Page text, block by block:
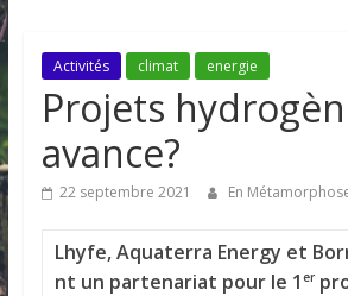
Activités climat energie
Projets
avance?
22 septembre 2021 En
Lhyfe, Aquaterra Energy et
nt un partenariat pour le 1 er